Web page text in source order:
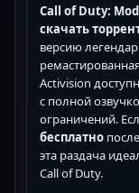
Call of Duty:
скачать
версию
Activision
с полной
ограничений.
бесплатно
эта раздача
Call of Duty.